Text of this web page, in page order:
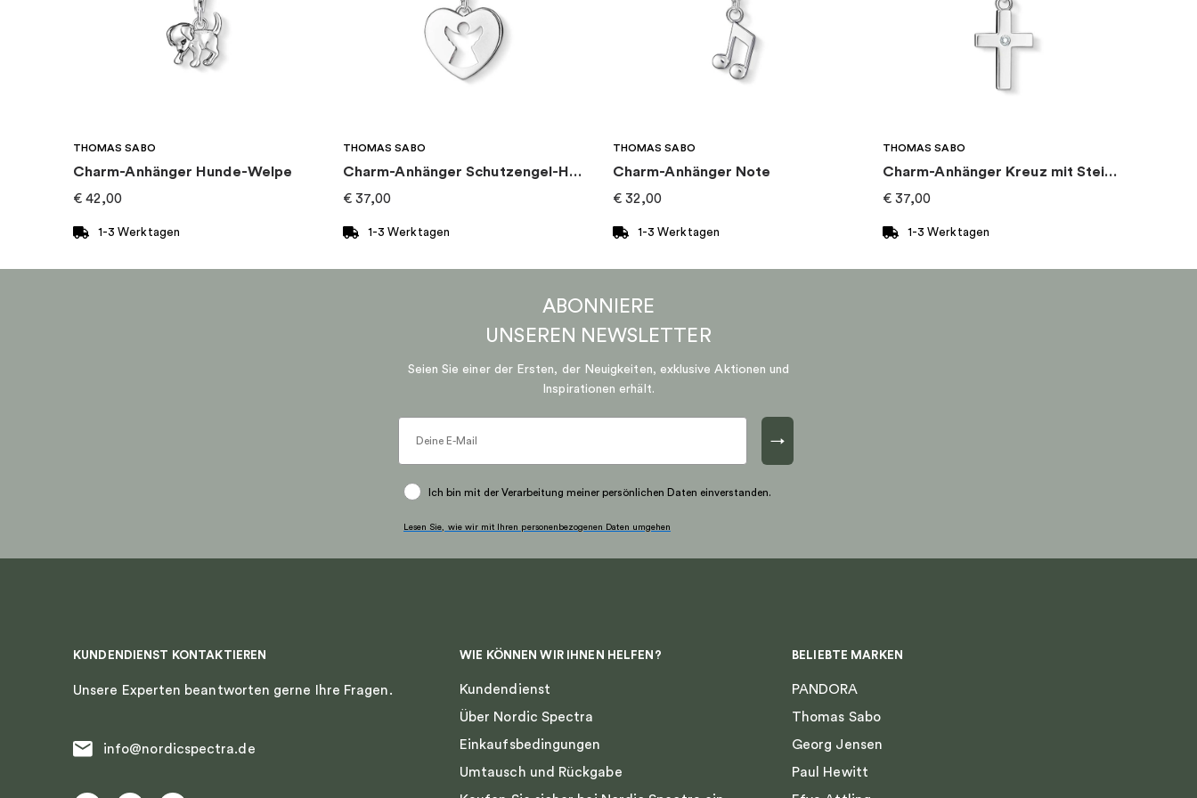
Art von Charme:
THOMAS SABO
Charm-Anhänger Hunde-Welpe
€ 42,00
1-3 Werktagen
THOMAS SABO
Charm-Anhänger Schutzengel-Herz
€ 37,00
1-3 Werktagen
THOMAS SABO
Charm-Anhänger Note
€ 32,00
1-3 Werktagen
THOMAS SABO
Charm-Anhänger Kreuz mit Stein Silber
€ 37,00
1-3 Werktagen
ABONNIERE
UNSEREN NEWSLETTER
Seien Sie einer der Ersten, der Neuigkeiten, exklusive Aktionen und
Inspirationen erhält.
→
Ich bin mit der Verarbeitung meiner persönlichen Daten einverstanden.
Lesen Sie, wie wir mit Ihren personenbezogenen Daten umgehen
KUNDENDIENST KONTAKTIEREN
Unsere Experten beantworten gerne Ihre Fragen.
info@nordicspectra.de
WIE KÖNNEN WIR IHNEN HELFEN?
Kundendienst
Über Nordic Spectra
Einkaufsbedingungen
Umtausch und Rückgabe
BELIEBTE MARKEN
PANDORA
Thomas Sabo
Georg Jensen
Paul Hewitt